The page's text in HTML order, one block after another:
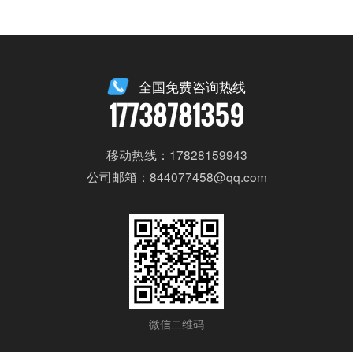
全国免费咨询热线
17738781359
移动热线：17828159943
公司邮箱：844077458@qq.com
微信二维码